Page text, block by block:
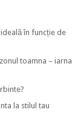
în funcție de
toamna – iarna
la stilul tau